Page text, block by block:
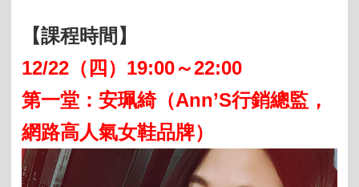
【課程時間】
12/22 （四） 19:00～22:00
第一堂：安珮綺（Ann’S行銷總監，
網路高人氣女鞋品牌）